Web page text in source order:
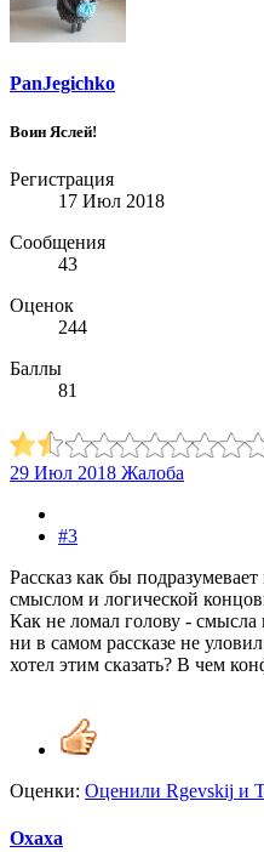
PanJegichko
Воин Яслей!
Регистрация
17 Июл 2018
Сообщения
43
Оценок
244
Баллы
81
29 Июл 2018 Жалоба
#3
Рассказ как бы
смыслом и логической
Как не ломал голову -
ни в самом рассказе не
хотел этим сказать? В чем
Оценки: Оценили Rgevskij и
Oxaxa